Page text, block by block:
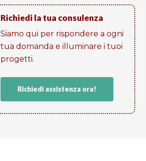
Richiedi la tua consulenza
Siamo qui per rispondere a ogni
tua domanda e illuminare i tuoi
progetti​.
Richiedi assistenza ora!